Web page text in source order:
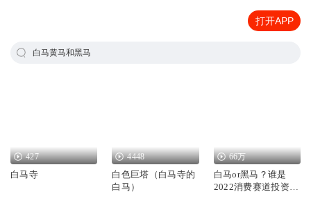
打开APP
白马黄马和黑马
427
白马寺
4448
白色巨塔（白马寺的
白马）
66万
白马or黑马？谁是
2022消费赛道投资关